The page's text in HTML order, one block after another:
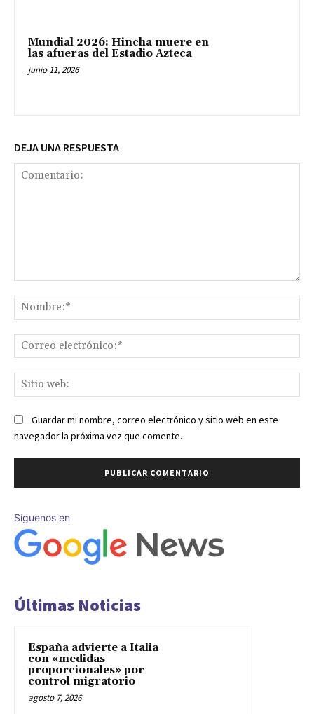
Mundial 2026: Hincha muere en
las afueras del Estadio Azteca
junio 11, 2026
DEJA UNA RESPUESTA
Guardar mi nombre, correo electrónico y sitio web en este
navegador la próxima vez que comente.
Síguenos en
Últimas Noticias
España advierte a Italia
con «medidas
proporcionales» por
control migratorio
agosto 7, 2026